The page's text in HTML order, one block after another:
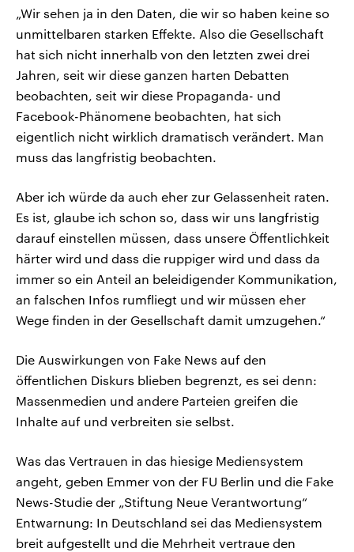
„Wir sehen ja in den Daten, die wir so haben keine so
unmittelbaren starken Effekte. Also die Gesellschaft
hat sich nicht innerhalb von den letzten zwei drei
Jahren, seit wir diese ganzen harten Debatten
beobachten, seit wir diese Propaganda- und
Facebook-Phänomene beobachten, hat sich
eigentlich nicht wirklich dramatisch verändert. Man
muss das langfristig beobachten.
Aber ich würde da auch eher zur Gelassenheit raten.
Es ist, glaube ich schon so, dass wir uns langfristig
darauf einstellen müssen, dass unsere Öffentlichkeit
härter wird und dass die ruppiger wird und dass da
immer so ein Anteil an beleidigender Kommunikation,
an falschen Infos rumfliegt und wir müssen eher
Wege finden in der Gesellschaft damit umzugehen.“
Die Auswirkungen von Fake News auf den
öffentlichen Diskurs blieben begrenzt, es sei denn:
Massenmedien und andere Parteien greifen die
Inhalte auf und verbreiten sie selbst.
Was das Vertrauen in das hiesige Mediensystem
angeht, geben Emmer von der FU Berlin und die Fake
News-Studie der „Stiftung Neue Verantwortung“
Entwarnung: In Deutschland sei das Mediensystem
breit aufgestellt und die Mehrheit vertraue den